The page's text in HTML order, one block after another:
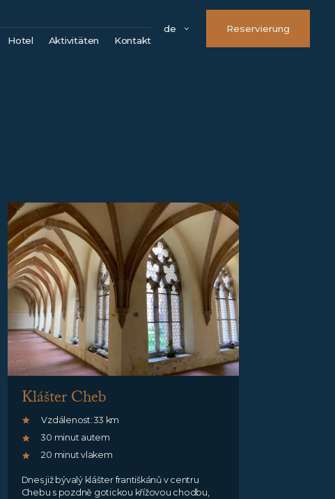
Hotel
Aktivitäten Kontakt
de Reservierung
Klášter Cheb
Vzdálenost: 33 km
30 minut autem
20 minut vlakem
Dnes již bývalý klášter františkánů v centru
Chebu s pozdně gotickou křížovou chodbu,